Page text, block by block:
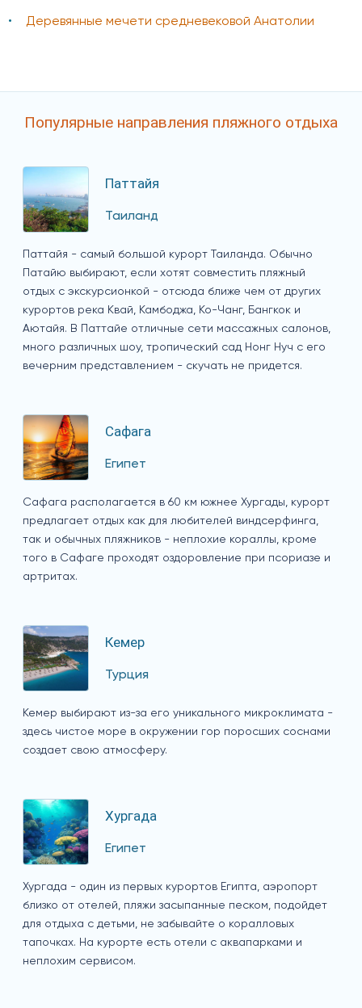
Деревянные мечети средневековой Анатолии
Популярные направления пляжного отдыха
Паттайя
Таиланд
Паттайя - самый большой курорт Таиланда. Обычно
Патайю выбирают, если хотят совместить пляжный
отдых с экскурсионкой - отсюда ближе чем от других
курортов река Квай, Камбоджа, Ко-Чанг, Бангкок и
Аютайя. В Паттайе отличные сети массажных салонов,
много различных шоу, тропический сад Нонг Нуч с его
вечерним представлением - скучать не придется.
Сафага
Египет
Сафага располагается в 60 км южнее Хургады, курорт
предлагает отдых как для любителей виндсерфинга,
так и обычных пляжников - неплохие кораллы, кроме
того в Сафаге проходят оздоровление при псориазе и
артритах.
Кемер
Турция
Кемер выбирают из-за его уникального микроклимата -
здесь чистое море в окружении гор поросших соснами
создает свою атмосферу.
Хургада
Египет
Хургада - один из первых курортов Египта, аэропорт
близко от отелей, пляжи засыпанные песком, подойдет
для отдыха с детьми, не забывайте о коралловых
тапочках. На курорте есть отели с аквапарками и
неплохим сервисом.